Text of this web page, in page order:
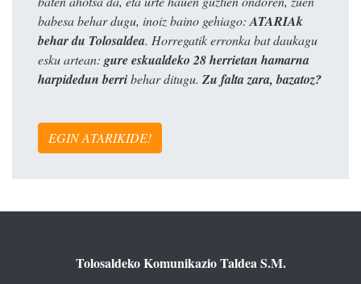
babesa behar dugu, inoiz baino gehiago: ATARIAk
behar du Tolosaldea. Horregatik erronka bat daukagu
esku artean: gure eskualdeko 28 herrietan hamarna
harpidedun berribehar ditugu. Zu falta zara, bazatoz?
EGIN ATARIKIDE!
Tolosaldeko Komunikazio Taldea S.M.